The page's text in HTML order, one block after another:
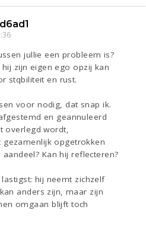
jullie een probleem is?
zijn eigen ego opzij kan
stqbiliteit en rust.
voor nodig, dat snap ik.
en geannuleerd
overlegd wordt,
opgetrokken
Kan hij reflecteren?
hij neemt zichzelf
anders zijn, maar zijn
omgaan blijft toch